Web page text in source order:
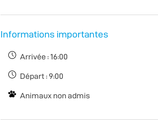
Informations importantes
Arrivée : 16:00
Départ : 9:00
Animaux non admis